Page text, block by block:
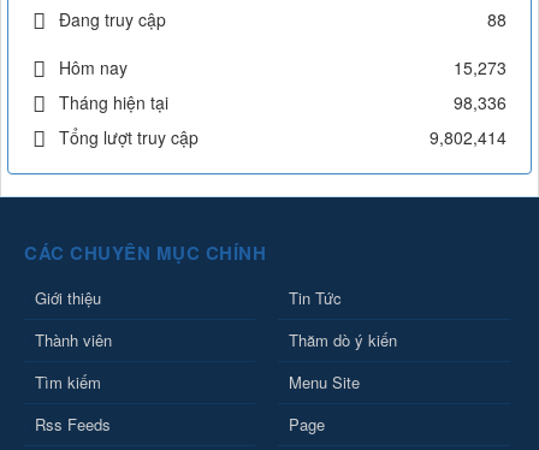
Đang truy cập
88
Hôm nay
15,273
Tháng hiện tại
98,336
Tổng lượt truy cập
9,802,414
CÁC CHUYÊN MỤC CHÍNH
Giới thiệu
Tin Tức
Thành viên
Thăm dò ý kiến
Tìm kiếm
Menu Site
Rss Feeds
Page